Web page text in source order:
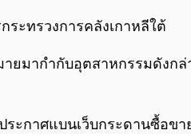
ระทรวงการคลังเกาหลีใต้
มากำกับอุตสาหกรรมดังก
ะกาศแบนเว็บกระดานซื้อข